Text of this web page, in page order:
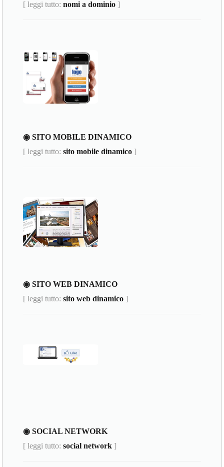
[ leggi tutto:nomi a dominio ]
◉ SITO MOBILE DINAMICO
[ leggi tutto:sito mobile dinamico ]
◉ SITO WEB DINAMICO
[ leggi tutto:sito web dinamico ]
◉ SOCIAL NETWORK
[ leggi tutto:social network ]